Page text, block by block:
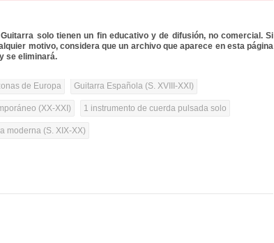
solo tienen un fin educativo y de difusión, no comercial. Si
motivo, considera que un archivo que aparece en esta página
se eliminará.
de Europa Guitarra Española (S. XVIII-XXI)
(XX-XXI) 1 instrumento de cuerda pulsada solo
moderna (S. XIX-XX)